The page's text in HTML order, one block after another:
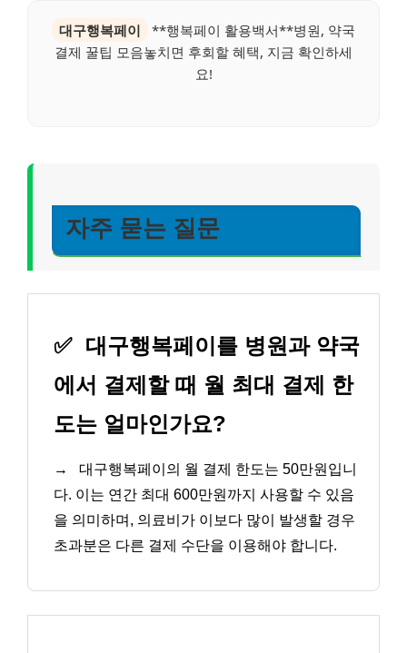
대구행복페이
**행복페이 활용백서**병원, 약국
결제 꿀팁 모음놓치면 후회할 혜택, 지금 확인하세
요!
자주 묻는 질문
✅ 대구행복페이를 병원과 약국
에서 결제할 때 월 최대 결제 한
도는 얼마인가요?
→
대구행복페이의 월 결제 한도는 50만원입니
다. 이는 연간 최대 600만원까지 사용할 수 있음
을 의미하며, 의료비가 이보다 많이 발생할 경우
초과분은 다른 결제 수단을 이용해야 합니다.